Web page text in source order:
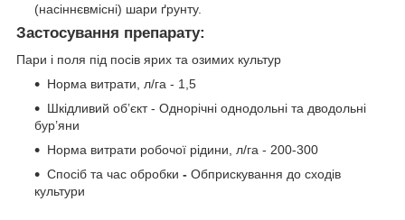
(насіннєвмісні) шари ґрунту.
Застосування препарату:
Пари і поля під посів ярих та озимих культур
Норма витрати, л/га - 1,5
Шкідливий об’єкт - Однорічні однодольні та дводольні
бур’яни
Норма витрати робочої рідини, л/га - 200-300
Спосіб та час обробки - Обприскування до сходів
культури